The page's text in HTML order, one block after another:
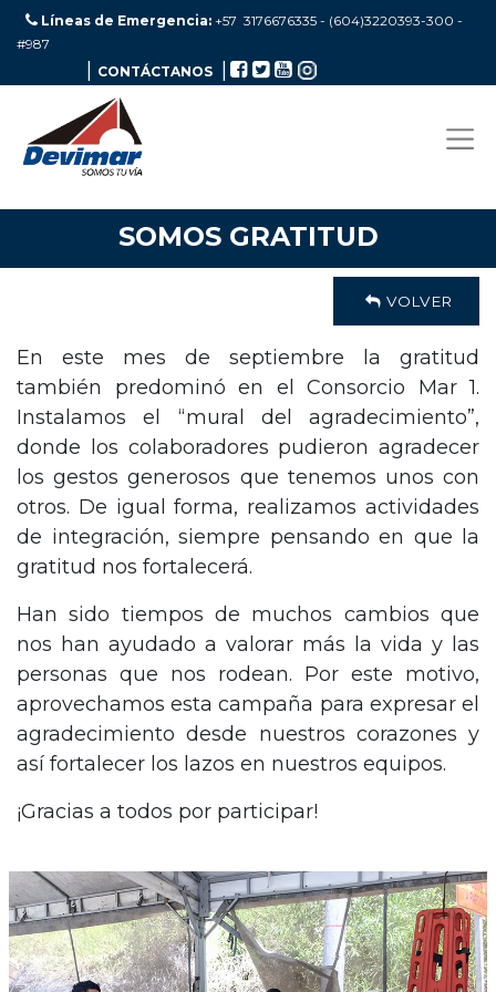
Líneas de Emergencia: +57 3176676335 - (604)3220393-300 -
#987
CONTÁCTANOS
SOMOS GRATITUD
VOLVER
En este mes de septiembre la gratitud
también predominó en el Consorcio Mar 1.
Instalamos el “mural del agradecimiento”,
donde los colaboradores pudieron agradecer
los gestos generosos que tenemos unos con
otros. De igual forma, realizamos actividades
de integración, siempre pensando en que la
gratitud nos fortalecerá.
Han sido tiempos de muchos cambios que
nos han ayudado a valorar más la vida y las
personas que nos rodean. Por este motivo,
aprovechamos esta campaña para expresar el
agradecimiento desde nuestros corazones y
así fortalecer los lazos en nuestros equipos.
¡Gracias a todos por participar!